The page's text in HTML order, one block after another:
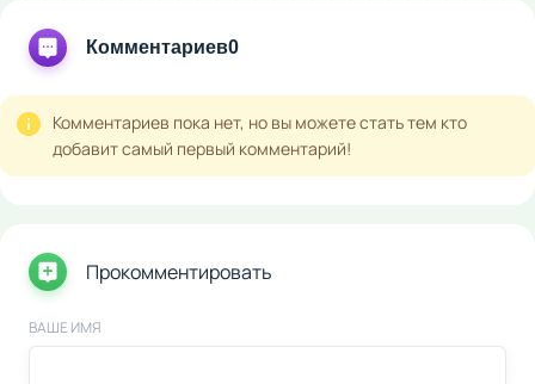
Комментариев0
Комментариев пока нет, но вы можете стать тем кто
добавит самый первый комментарий!
Прокомментировать
ВАШЕ ИМЯ